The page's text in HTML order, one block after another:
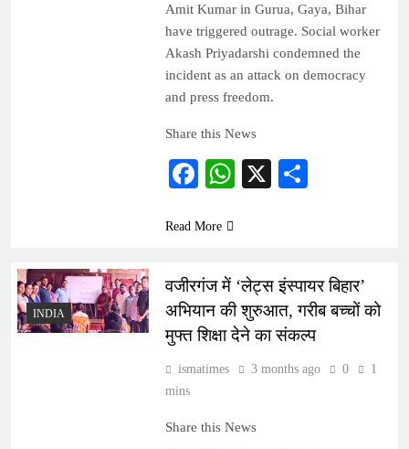
Amit Kumar in Gurua, Gaya, Bihar
have triggered outrage. Social worker
Akash Priyadarshi condemned the
incident as an attack on democracy
and press freedom.
Share this News
Facebook
WhatsApp
X
Read More
INDIA
वजीरगंज में ‘लेट्स इंस्पायर बिहार’
अभियान की शुरुआत, गरीब बच्चों को
मुफ्त शिक्षा देने का संकल्प
ismatimes 3 months ago 0
1
mins
Share this News